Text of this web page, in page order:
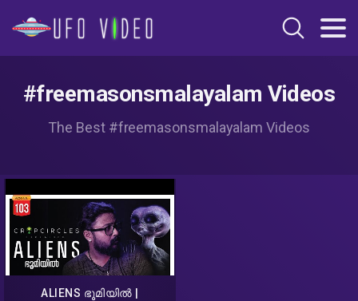
#freemasonsmalayalam Videos
The Best #freemasonsmalayalam Videos
ALIENS ഭൂമിയിൽ |